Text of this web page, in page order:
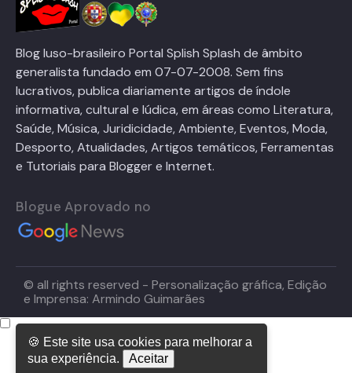
Blog luso-brasileiro Portal Splish Splash de âmbito
generalista fundado em 07-07-2008. Sem fins
lucrativos, publica diariamente artigos de índole
informativa, cultural e lúdica, em áreas como Literatura,
Saúde, Música, Juridicidade, Ambiente, Eventos, Moda,
Desporto, Atualidades, Artigos temáticos, Ferramentas
e Tutoriais para Blogger e Internet.
Blogue Aprovado no
© all rights reserved - Personalização gráfica, Edição
e Imprensa: Armindo Guimarães
🍪 Este site usa cookies para melhorar a
sua experiência.
Aceitar